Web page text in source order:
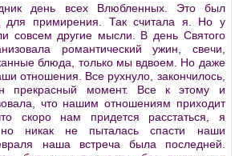
день всех Влюбленных. Это был
для примирения. Так считала я. Но у
совсем другие мысли. В день Святого
романтический ужин, свечи,
блюда, только мы вдвоем. Но даже
отношения. Все рухнуло, закончилось,
прекрасный момент. Все к этому и
что нашим отношениям приходит
скоро нам придется расстаться, я
но никак не пыталась спасти наши
наша встреча была последней.